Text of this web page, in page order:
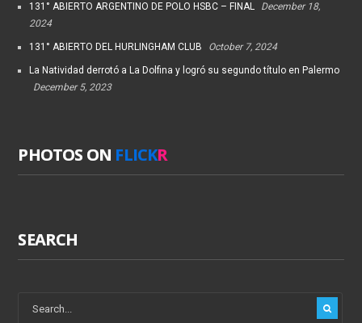
131° ABIERTO ARGENTINO DE POLO HSBC – FINAL
December 18,
2024
131° ABIERTO DEL HURLINGHAM CLUB October 7, 2024
La Natividad derrotó a La Dolfina y logró su segundo título en Palermo
December 5, 2023
PHOTOS ON FLICKR
SEARCH